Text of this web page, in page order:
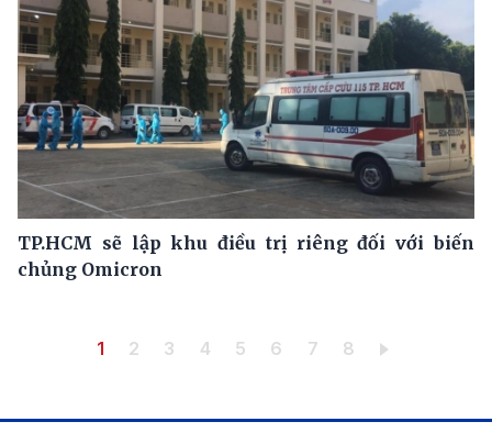
TP.HCM sẽ lập khu điều trị riêng đối với biến
chủng Omicron
PaginationTrang hiện thời
1 Trang
2 Trang
3 Trang
4 Trang
5 Trang
6 Trang
7 Trang
8